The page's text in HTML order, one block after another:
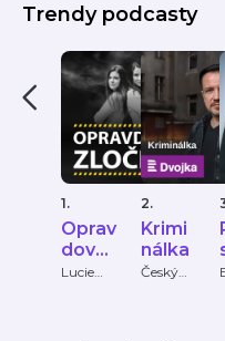
Trendy podcasty
1.
Oprav
dové
zločin
Lucie
2.
Krimi
nálka
Český